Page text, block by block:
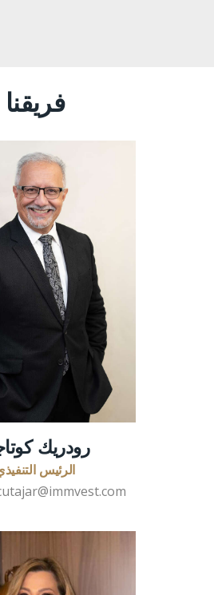
فريقنا
رودريك
الرئيس